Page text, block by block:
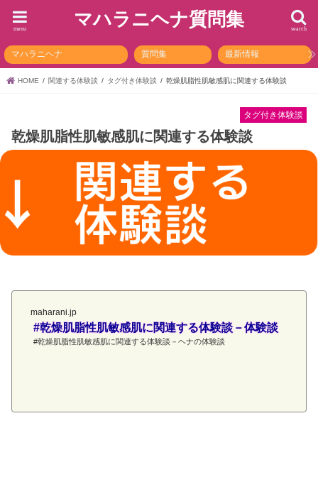
マハラニヘナ質問集 search
menu
マハラニヘナ 質問集 最新情報
HOME 関連する体験談 タグ付き体験談 乾燥肌脂性肌敏感肌に関連する体験談
タグ付き体験談
乾燥肌脂性肌敏感肌に関連する体験談
maharani.jp
#乾燥肌脂性肌敏感肌に関連する体験談－体験談
#乾燥肌脂性肌敏感肌に関連する体験談－ヘナの体験談